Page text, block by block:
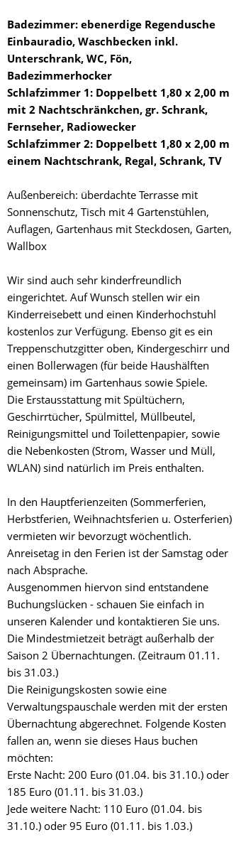
Badezimmer: ebenerdige Regendusche
Einbauradio, Waschbecken inkl.
Unterschrank, WC, Fön,
Badezimmerhocker
Schlafzimmer 1: Doppelbett 1,80 x 2,00 m
mit 2 Nachtschränkchen, gr. Schrank,
Fernseher, Radiowecker
Schlafzimmer 2: Doppelbett 1,80 x 2,00 m
einem Nachtschrank, Regal, Schrank, TV
Außenbereich: überdachte Terrasse mit
Sonnenschutz, Tisch mit 4 Gartenstühlen,
Auflagen, Gartenhaus mit Steckdosen, Garten,
Wallbox
Wir sind auch sehr kinderfreundlich
eingerichtet. Auf Wunsch stellen wir ein
Kinderreisebett und einen Kinderhochstuhl
kostenlos zur Verfügung. Ebenso git es ein
Treppenschutzgitter oben, Kindergeschirr und
einen Bollerwagen (für beide Haushälften
gemeinsam) im Gartenhaus sowie Spiele.
Die Erstausstattung mit Spültüchern,
Geschirrtücher, Spülmittel, Müllbeutel,
Reinigungsmittel und Toilettenpapier, sowie
die Nebenkosten (Strom, Wasser und Müll,
WLAN) sind natürlich im Preis enthalten.
In den Hauptferienzeiten (Sommerferien,
Herbstferien, Weihnachtsferien u. Osterferien)
vermieten wir bevorzugt wöchentlich.
Anreisetag in den Ferien ist der Samstag oder
nach Absprache.
Ausgenommen hiervon sind entstandene
Buchungslücken - schauen Sie einfach in
unseren Kalender und kontaktieren Sie uns.
Die Mindestmietzeit beträgt außerhalb der
Saison 2 Übernachtungen. (Zeitraum 01.11.
bis 31.03.)
Die Reinigungskosten sowie eine
Verwaltungspauschale werden mit der ersten
Übernachtung abgerechnet. Folgende Kosten
fallen an, wenn sie dieses Haus buchen
möchten:
Erste Nacht: 200 Euro (01.04. bis 31.10.) oder
185 Euro (01.11. bis 31.03.)
Jede weitere Nacht: 110 Euro (01.04. bis
31.10.) oder 95 Euro (01.11. bis 1.03.)